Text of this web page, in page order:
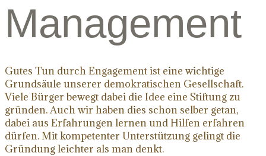
Management
Gutes Tun durch Engagement ist eine wichtige
Grundsäule unserer demokratischen Gesellschaft.
Viele Bürger bewegt dabei die Idee eine Stiftung zu
gründen. Auch wir haben dies schon selber getan,
dabei aus Erfahrungen lernen und Hilfen erfahren
dürfen. Mit kompetenter Unterstützung gelingt die
Gründung leichter als man denkt.